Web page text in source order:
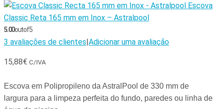
Escova
Classic Reta 165 mm em Inox – Astralpool
5.00out of 5
3 avaliações de clientes|Adicionar uma avaliação
15,88€ C/IVA
Escova em Polipropileno da AstralPool de 330 mm de
largura para a limpeza perfeita do fundo, paredes ou linha de